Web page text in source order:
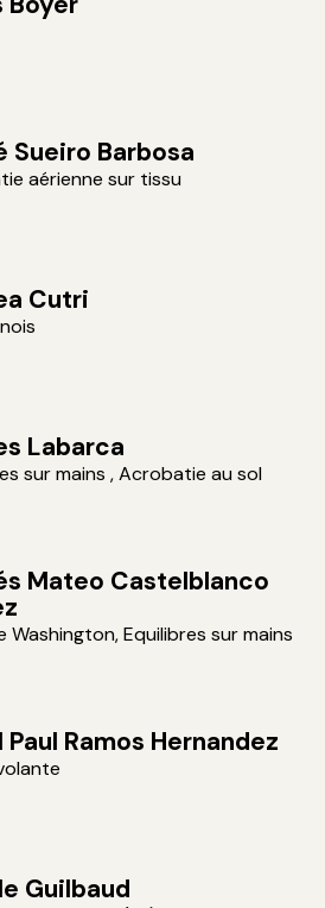
Sueiro Barbosa
aérienne sur tissu
Cutri
Labarca
sur mains , Acrobatie au sol
Mateo Castelblanco
Washington, Equilibres sur mains
Paul Ramos Hernandez
Guilbaud